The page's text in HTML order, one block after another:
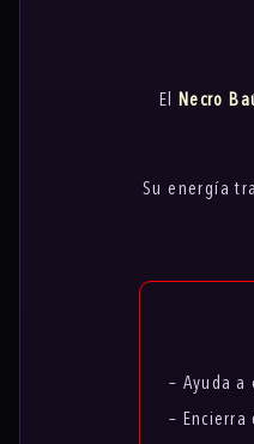
El Necro
Su energía
– Ayuda
–